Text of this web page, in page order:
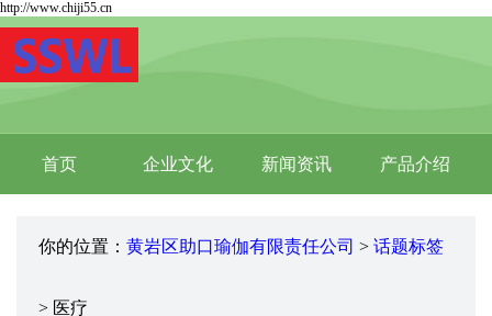
http://www.chiji55.cn
首页 企业文化 新闻资讯 产品介绍
你的位置： 黄岩区助口瑜伽有限责任公司 > 话题标签
> 医疗